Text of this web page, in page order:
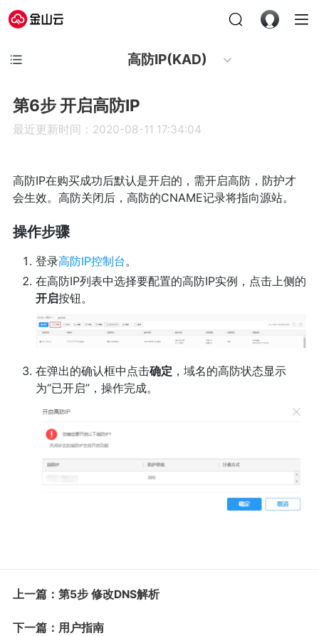
高防IP(KAD)
第6步 开启高防IP
最近更新时间：2020-08-11 17:34:04
高防IP在购买成功后默认是开启的，需开启高防，防护才
会生效。高防关闭后，高防的CNAME记录将指向源站。
操作步骤
登录高防IP控制台。
在高防IP列表中选择要配置的高防IP实例，点击上侧的
开启按钮。
在弹出的确认框中点击确定 ，域名的高防状态显示
为“已开启”，操作完成。
上一篇：第5步 修改DNS解析
下一篇：用户指南